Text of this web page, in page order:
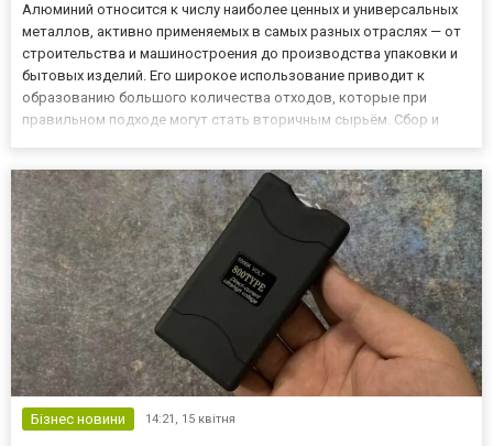
Алюминий относится к числу наиболее ценных и универсальных
металлов, активно применяемых в самых разных отраслях — от
строительства и машиностроения до производства упаковки и
бытовых изделий. Его широкое использование приводит к
образованию большого количества отходов, которые при
правильном подходе могут стать вторичным сырьём. Сбор и
снизить нагрузк...
Бізнес новини 14:21, 15 квітня